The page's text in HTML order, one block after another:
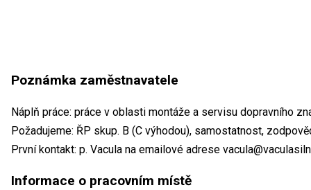
Poznámka zaměstnavatele
Náplň práce: práce v oblasti montáže a servisu dopravního
Požadujeme: ŘP skup. B (C výhodou), samostatnost,
První kontakt: p. Vacula na emailové adrese
Informace o pracovním místě